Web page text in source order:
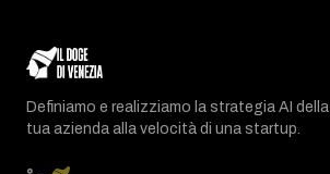
Definiamo e realizziamo la strategia AI della
tua azienda alla velocità di una startup.